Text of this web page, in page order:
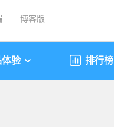
博客版
体验 排行榜